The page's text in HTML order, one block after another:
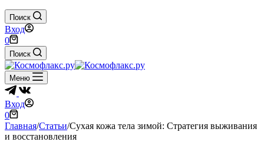
Поиск
Вход
Корзина
0
Поиск
Меню
Вход
Корзина
0
Главная/Статьи/Сухая кожа тела зимой: Стратегия выживания
и восстановления